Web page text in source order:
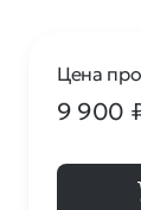
Цена
9 900